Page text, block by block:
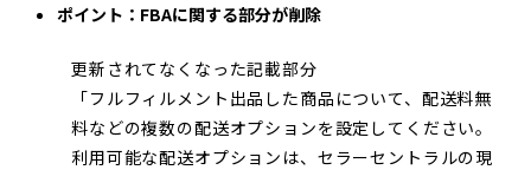
ポイント：FBAに関する部分が削除
更新されてなくなった記載部分
「フルフィルメント出品した商品について、配送料無
料などの複数の配送オプションを設定してください。
利用可能な配送オプションは、セラーセントラルの現